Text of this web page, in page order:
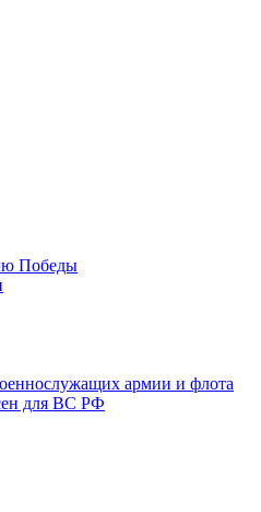
Победы
армии и флота
для ВС РФ